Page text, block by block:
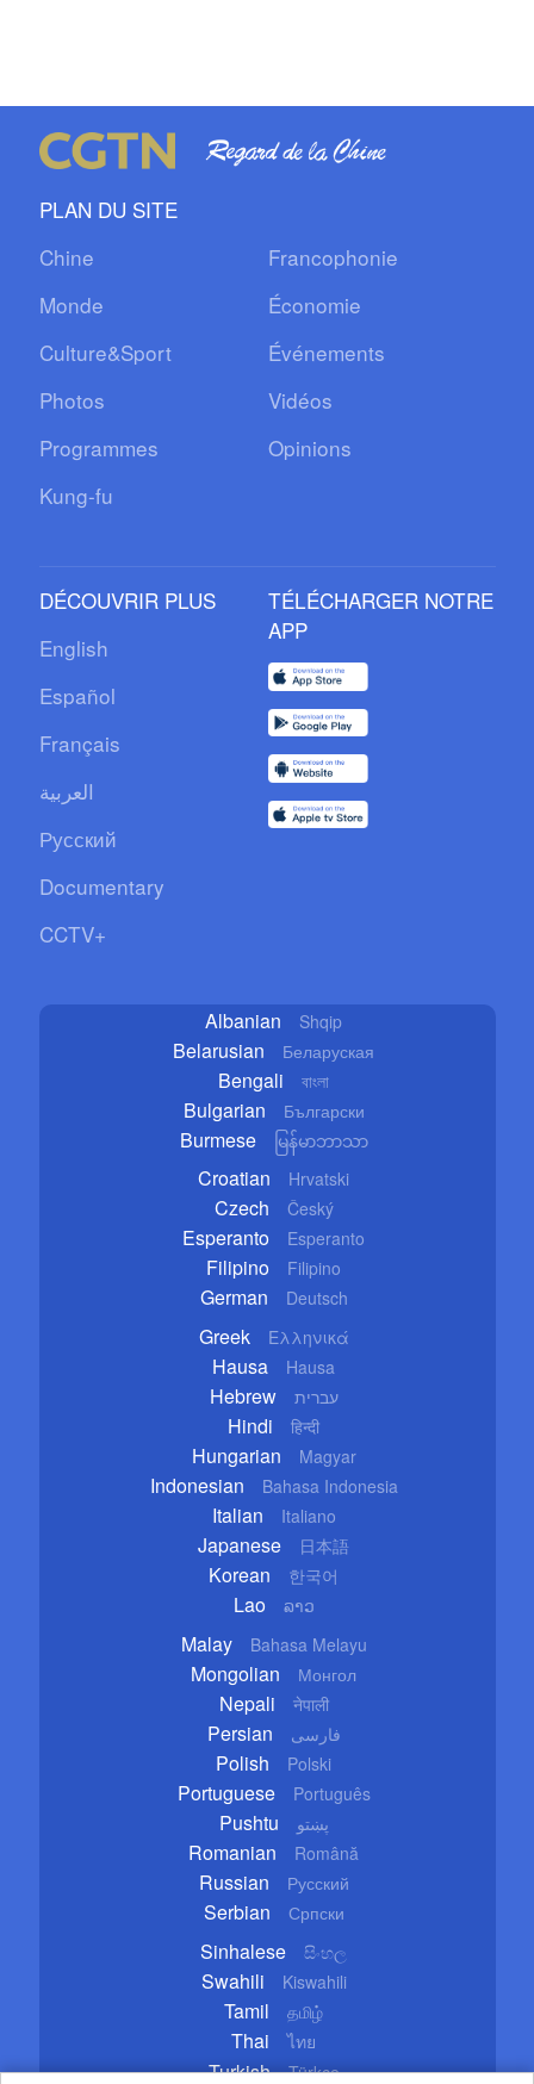
PLAN DU SITE
Chine
Francophonie
Monde
Économie
Culture&Sport
Événements
Photos
Vidéos
Programmes
Opinions
Kung-fu
DÉCOUVRIR PLUS
English
Español
Français
العربية
Русский
Documentary
CCTV+
TÉLÉCHARGER NOTRE
APP
Albanian Shqip
Belarusian Беларуская
Bengali বাংলা
Bulgarian Български
Burmese မြန်မာဘာသာ
Croatian Hrvatski
Czech Český
Esperanto Esperanto
Filipino Filipino
German Deutsch
Greek Ελληνικά
Hausa Hausa
Hebrew עברית
Hindi हिन्दी
Hungarian Magyar
Indonesian Bahasa Indonesia
Italian Italiano
Japanese 日本語
Korean 한국어
Lao ລາວ
Malay Bahasa Melayu
Mongolian Монгол
Nepali नेपाली
Persian فارسی
Polish Polski
Portuguese Português
Pushtu پښتو
Romanian Română
Russian Русский
Serbian Српски
Sinhalese සිංහල
Swahili Kiswahili
Tamil தமிழ்
Thai ไทย
Turkish Türkçe